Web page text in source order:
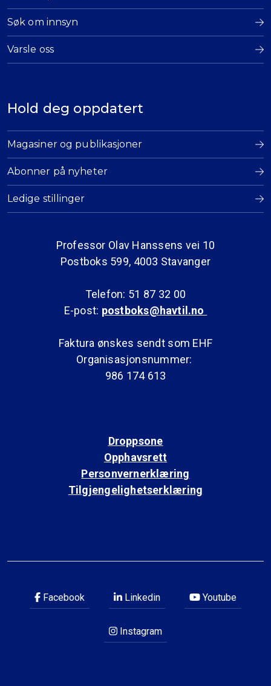
Søk om innsyn
Varsle oss
Hold deg oppdatert
Magasiner og publikasjoner
Abonner på nyheter
Ledige stillinger
Professor Olav Hanssens vei 10
Postboks 599, 4003 Stavanger
Telefon: 51 87 32 00
E-post: postboks@havtil.no
Faktura ønskes sendt som EHF
Organisasjonsnummer:
986 174 613
Droppsone
Opphavsrett
Personvernerklæring
Tilgjengelighetserklæring
Facebook Linkedin Youtube
Instagram